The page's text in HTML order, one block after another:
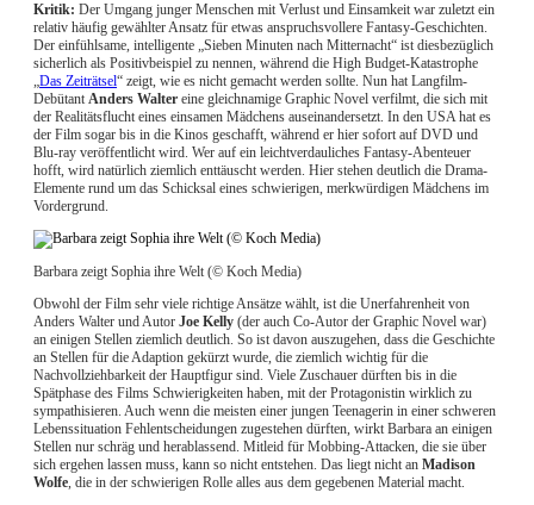
Kritik: Der Umgang junger Menschen mit Verlust und Einsamkeit war zuletzt ein
relativ häufig gewählter Ansatz für etwas anspruchsvollere Fantasy-Geschichten.
Der einfühlsame, intelligente „Sieben Minuten nach Mitternacht“ ist diesbezüglich
sicherlich als Positivbeispiel zu nennen, während die High Budget-Katastrophe
„Das Zeiträtsel“ zeigt, wie es nicht gemacht werden sollte. Nun hat Langfilm-
Debütant Anders Walter eine gleichnamige Graphic Novel verfilmt, die sich mit
der Realitätsflucht eines einsamen Mädchens auseinandersetzt. In den USA hat es
der Film sogar bis in die Kinos geschafft, während er hier sofort auf DVD und
Blu-ray veröffentlicht wird. Wer auf ein leichtverdauliches Fantasy-Abenteuer
hofft, wird natürlich ziemlich enttäuscht werden. Hier stehen deutlich die Drama-
Elemente rund um das Schicksal eines schwierigen, merkwürdigen Mädchens im
Vordergrund.
Barbara zeigt Sophia ihre Welt (© Koch Media)
Obwohl der Film sehr viele richtige Ansätze wählt, ist die Unerfahrenheit von
Anders Walter und Autor Joe Kelly (der auch Co-Autor der Graphic Novel war)
an einigen Stellen ziemlich deutlich. So ist davon auszugehen, dass die Geschichte
an Stellen für die Adaption gekürzt wurde, die ziemlich wichtig für die
Nachvollziehbarkeit der Hauptfigur sind. Viele Zuschauer dürften bis in die
Spätphase des Films Schwierigkeiten haben, mit der Protagonistin wirklich zu
sympathisieren. Auch wenn die meisten einer jungen Teenagerin in einer schweren
Lebenssituation Fehlentscheidungen zugestehen dürften, wirkt Barbara an einigen
Stellen nur schräg und herablassend. Mitleid für Mobbing-Attacken, die sie über
sich ergehen lassen muss, kann so nicht entstehen. Das liegt nicht an Madison
Wolfe, die in der schwierigen Rolle alles aus dem gegebenen Material macht.